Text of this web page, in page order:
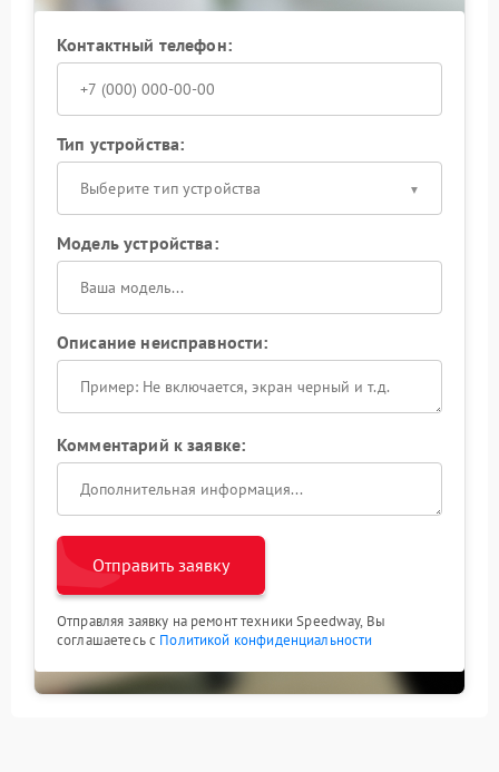
Контактный телефон:
Тип устройства:
Выберите тип устройства
Модель устройства:
Описание неисправности:
Комментарий к заявке:
Отправить заявку
Отправляя заявку на ремонт техники Speedway, Вы
соглашаетесь с Политикой конфиденциальности